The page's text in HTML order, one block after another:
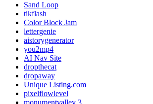
Sand Loop
tikflash
Color Block Jam
lettergenie
aistorygenerator
you2mp4
AI Nav Site
dropthecat
dropaway
Unique Listing.com
pixelflowlevel